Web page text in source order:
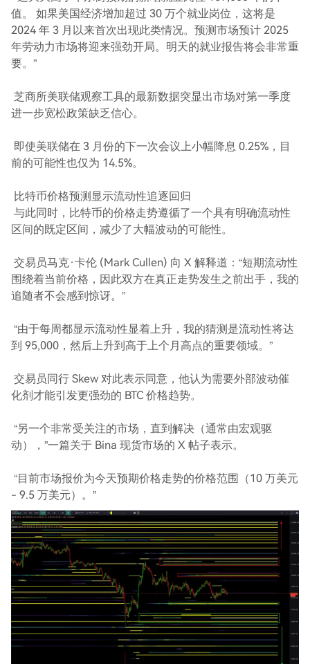
值。 如果美国经济增加超过 30 万个就业岗位，这将是
2024 年 3 月以来首次出现此类情况。预测市场预计 2025
年劳动力市场将迎来强劲开局。明天的就业报告将会非常重
要。”
芝商所美联储观察工具的最新数据突显出市场对第一季度
进一步宽松政策缺乏信心。
即使美联储在 3 月份的下一次会议上小幅降息 0.25%，目
前的可能性也仅为 14.5%。
比特币价格预测显示流动性追逐回归
与此同时，比特币的价格走势遵循了一个具有明确流动性
区间的既定区间，减少了大幅波动的可能性。
交易员马克·卡伦 (Mark Cullen) 向 X 解释道：“短期流动性
围绕着当前价格，因此双方在真正走势发生之前出手，我的
追随者不会感到惊讶。”
“由于每周都显示流动性显着上升，我的猜测是流动性将达
到 95,000，然后上升到高于上个月高点的重要领域。”
交易员同行 Skew 对此表示同意，他认为需要外部波动催
化剂才能引发更强劲的 BTC 价格趋势。
“另一个非常受关注的市场，直到解决（通常由宏观驱
动），”一篇关于 Bina 现货市场的 X 帖子表示。
“目前市场报价为今天预期价格走势的价格范围（10 万美元
- 9.5 万美元）。”